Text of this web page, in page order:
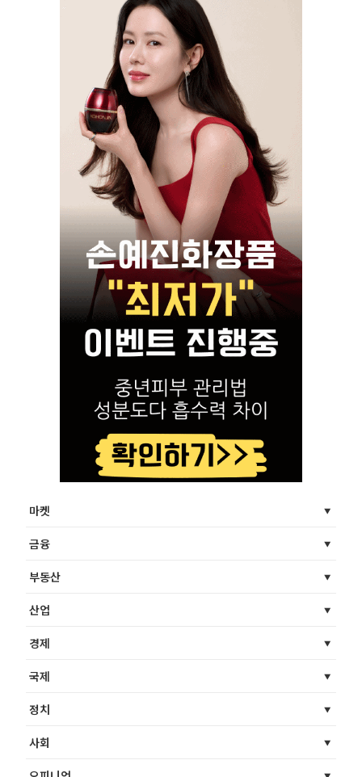
마켓
금융
부동산
산업
경제
국제
정치
사회